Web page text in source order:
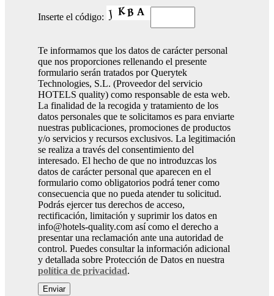
Inserte el código:
Te informamos que los datos de carácter personal
que nos proporciones rellenando el presente
formulario serán tratados por Querytek
Technologies, S.L. (Proveedor del servicio
HOTELS quality) como responsable de esta web.
La finalidad de la recogida y tratamiento de los
datos personales que te solicitamos es para enviarte
nuestras publicaciones, promociones de productos
y/o servicios y recursos exclusivos. La legitimación
se realiza a través del consentimiento del
interesado. El hecho de que no introduzcas los
datos de carácter personal que aparecen en el
formulario como obligatorios podrá tener como
consecuencia que no pueda atender tu solicitud.
Podrás ejercer tus derechos de acceso,
rectificación, limitación y suprimir los datos en
info@hotels-quality.com así como el derecho a
presentar una reclamación ante una autoridad de
control. Puedes consultar la información adicional
y detallada sobre Protección de Datos en nuestra
política de privacidad.